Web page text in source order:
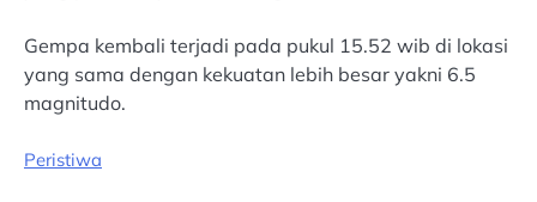
Gempa kembali terjadi pada pukul 15.52 wib di lokasi
yang sama dengan kekuatan lebih besar yakni 6.5
magnitudo.
Peristiwa